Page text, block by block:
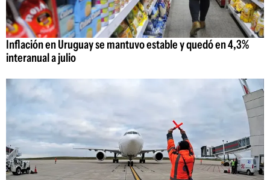
Inflación en Uruguay se mantuvo estable y quedó en 4,3%
interanual a julio